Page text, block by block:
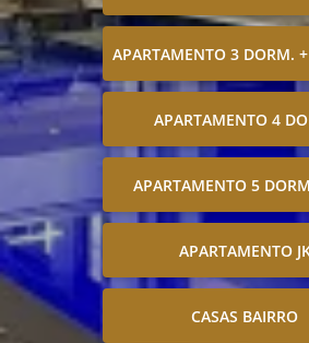
APARTAMENTO 3 DORM.
APARTAMENTO 4
APARTAMENTO 5
APARTAMENTO
CASAS BAIRRO